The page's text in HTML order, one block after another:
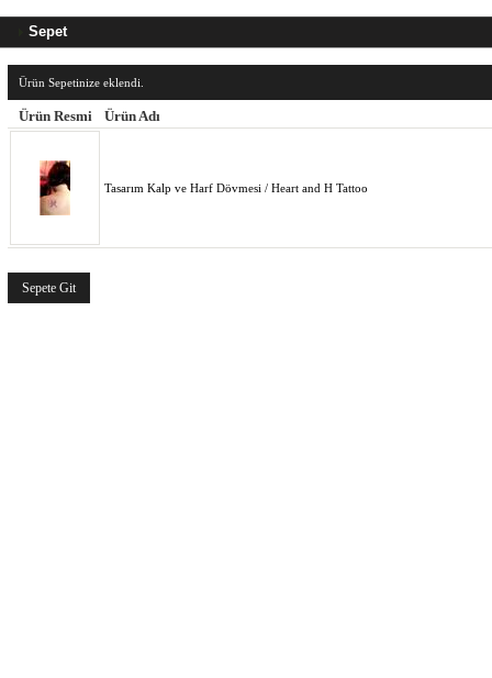
Sepet
Ürün Sepetinize eklendi.
Ürün Resmi Ürün Adı
Tasarım Kalp ve Harf Dövmesi / Heart and H Tattoo
Sepete Git